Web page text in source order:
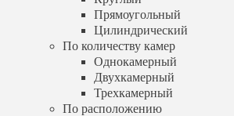
Принудительный
По уровню очистки
Биологической очистки
Почвенной доочистки
По цене
Дешевый
Бюджетный
Недорогой
Прямоугольный
Цилиндрический
По количеству камер
Однокамерный
Двухкамерный
Трехкамерный
По расположению